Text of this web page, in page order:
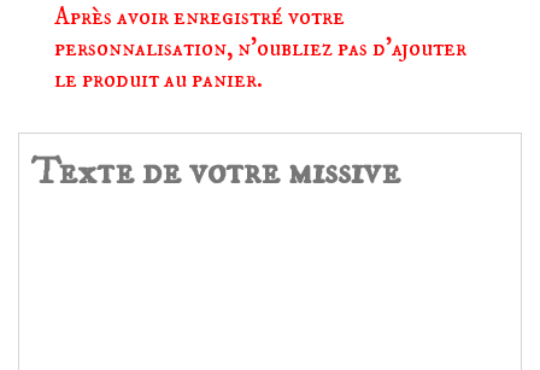
Après avoir enregistré votre
personnalisation, n'oubliez pas d'ajouter
le produit au panier.